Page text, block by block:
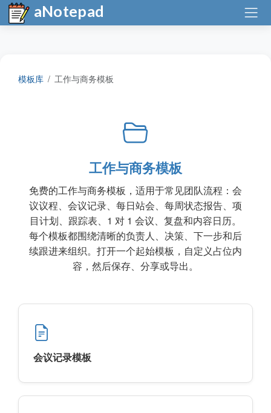
aNotepad
模板库 工作与商务模板
工作与商务模板
免费的工作与商务模板，适用于常见团队流程：会
议议程、会议记录、每日站会、每周状态报告、项
目计划、跟踪表、1 对 1 会议、复盘和内容日历。
每个模板都围绕清晰的负责人、决策、下一步和后
续跟进来组织。打开一个起始模板，自定义占位内
容，然后保存、分享或导出。
会议记录模板